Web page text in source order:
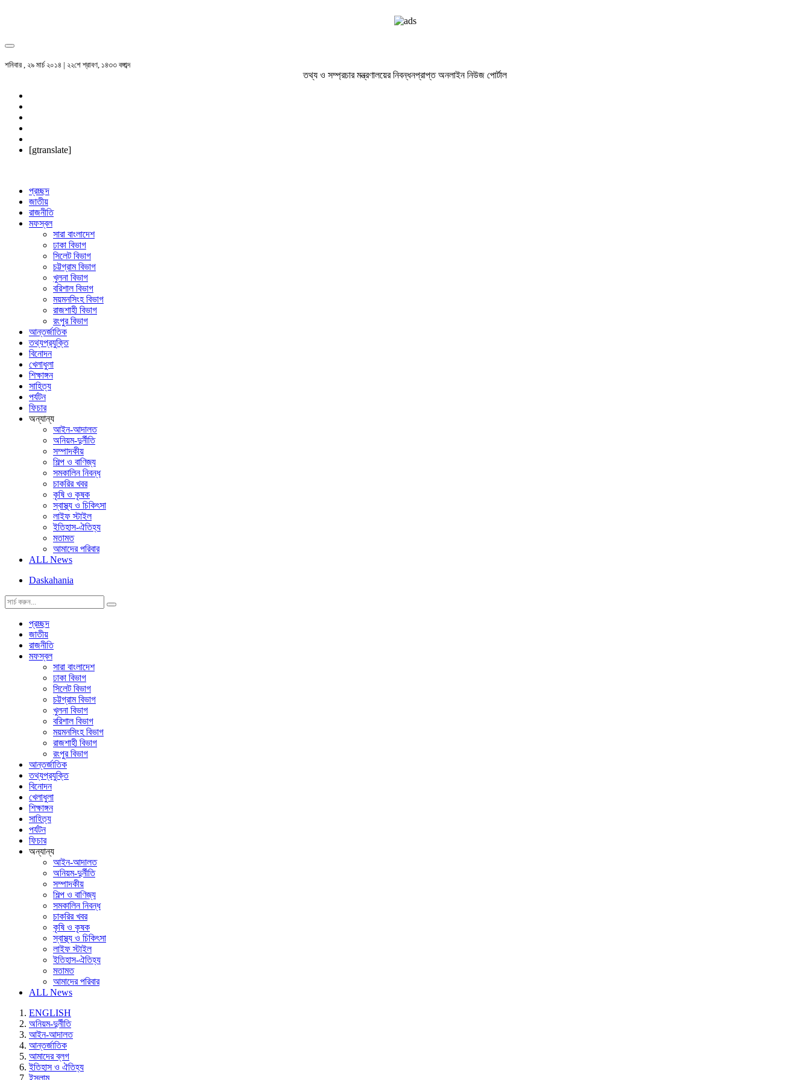
শনিবার , ২৯ মার্চ ২০১৪ | ২২শে শ্রাবণ, ১৪৩৩ বঙ্গাব্দ
তথ্য ও সম্প্রচার মন্ত্রণালয়ের নিবন্ধনপ্রাপ্ত অনলাইন নিউজ পোর্টাল
[gtranslate]
প্রচ্ছদ
জাতীয়
রাজনীতি
মফস্বল
সারা বাংলাদেশ
ঢাকা বিভাগ
সিলেট বিভাগ
চট্টগ্রাম বিভাগ
খুলনা বিভাগ
বরিশাল বিভাগ
ময়মনসিংহ বিভাগ
রাজশাহী বিভাগ
রংপুর বিভাগ
আন্তর্জাতিক
তথ্যপ্রযুক্তি
বিনোদন
খেলাধুলা
শিক্ষাঙ্গন
সাহিত্য
পর্যটন
ফিচার
অন্যান্য
আইন-আদালত
অনিয়ম-দুর্নীতি
সম্পাদকীয়
শিল্প ও বাণিজ্য
সমকালিন নিবন্ধ
চাকরির খবর
কৃষি ও কৃষক
স্বাস্থ্য ও চিকিৎসা
লাইফ স্টাইল
ইতিহাস-ঐতিহ্য
মতামত
আমাদের পরিবার
ALL News
Daskahania
প্রচ্ছদ
জাতীয়
রাজনীতি
মফস্বল
সারা বাংলাদেশ
ঢাকা বিভাগ
সিলেট বিভাগ
চট্টগ্রাম বিভাগ
খুলনা বিভাগ
বরিশাল বিভাগ
ময়মনসিংহ বিভাগ
রাজশাহী বিভাগ
রংপুর বিভাগ
আন্তর্জাতিক
তথ্যপ্রযুক্তি
বিনোদন
খেলাধুলা
শিক্ষাঙ্গন
সাহিত্য
পর্যটন
ফিচার
অন্যান্য
আইন-আদালত
অনিয়ম-দুর্নীতি
সম্পাদকীয়
শিল্প ও বাণিজ্য
সমকালিন নিবন্ধ
চাকরির খবর
কৃষি ও কৃষক
স্বাস্থ্য ও চিকিৎসা
লাইফ স্টাইল
ইতিহাস-ঐতিহ্য
মতামত
আমাদের পরিবার
ALL News
ENGLISH
অনিয়ম-দুর্নীতি
আইন-আদালত
আন্তর্জাতিক
আমাদের ব্লগ
ইতিহাস ও ঐতিহ্য
ইসলাম